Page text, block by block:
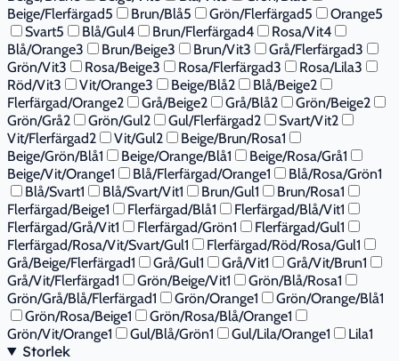
Beige/Flerfärgad5 Brun/Blå5 Grön/Flerfärgad5 Orange5
Svart5 Blå/Gul4 Brun/Flerfärgad4 Rosa/Vit4
Blå/Orange3 Brun/Beige3 Brun/Vit3 Grå/Flerfärgad3
Grön/Vit3 Rosa/Beige3 Rosa/Flerfärgad3 Rosa/Lila3
Röd/Vit3 Vit/Orange3 Beige/Blå2 Blå/Beige2
Flerfärgad/Orange2 Grå/Beige2 Grå/Blå2 Grön/Beige2
Grön/Grå2 Grön/Gul2 Gul/Flerfärgad2 Svart/Vit2
Vit/Flerfärgad2 Vit/Gul2 Beige/Brun/Rosa1
Beige/Grön/Blå1 Beige/Orange/Blå1 Beige/Rosa/Grå1
Beige/Vit/Orange1 Blå/Flerfärgad/Orange1 Blå/Rosa/Grön1
Blå/Svart1 Blå/Svart/Vit1 Brun/Gul1 Brun/Rosa1
Flerfärgad/Beige1 Flerfärgad/Blå1 Flerfärgad/Blå/Vit1
Flerfärgad/Grå/Vit1 Flerfärgad/Grön1 Flerfärgad/Gul1
Flerfärgad/Rosa/Vit/Svart/Gul1 Flerfärgad/Röd/Rosa/Gul1
Grå/Beige/Flerfärgad1 Grå/Gul1 Grå/Vit1 Grå/Vit/Brun1
Grå/Vit/Flerfärgad1 Grön/Beige/Vit1 Grön/Blå/Rosa1
Grön/Grå/Blå/Flerfärgad1 Grön/Orange1 Grön/Orange/Blå1
Grön/Rosa/Beige1 Grön/Rosa/Blå/Orange1
Grön/Vit/Orange1 Gul/Blå/Grön1 Gul/Lila/Orange1 Lila1
Storlek